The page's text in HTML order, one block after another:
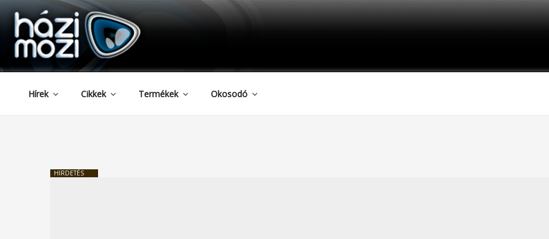
Tartalomhoz
HAZIMOZI
Hírek Cikkek Termékek Okosodó
HIRDETÉS